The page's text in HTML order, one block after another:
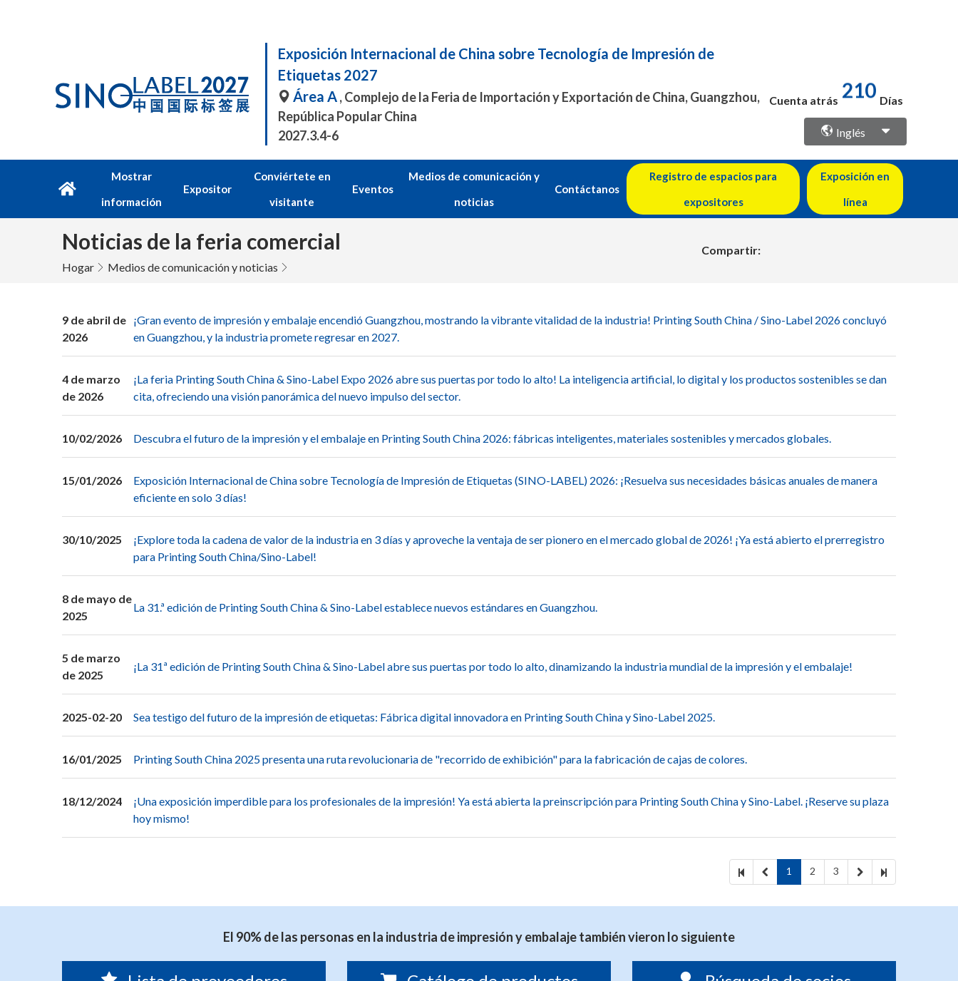
Exposición Internacional de China sobre Tecnología de Impresión de
Etiquetas 2027
Área A, Complejo de la Feria de Importación y Exportación de China, Guangzhou,
República Popular China
2027.3.4-6
Cuenta atrás 210 Días
Inglés
Mostrar
información
Expositor
Conviértete en
visitante
Eventos
Medios de comunicación y
noticias
Contáctanos
Registro de espacios para
expositores
Exposición en
línea
Noticias de la feria comercial
Hogar Medios de comunicación y noticias
Compartir:
9 de abril de
2026
¡Gran evento de impresión y embalaje encendió Guangzhou, mostrando la vibrante vitalidad de la industria! Printing South China / Sino-Label 2026 concluyó
en Guangzhou, y la industria promete regresar en 2027.
4 de marzo
de 2026
¡La feria Printing South China & Sino-Label Expo 2026 abre sus puertas por todo lo alto! La inteligencia artificial, lo digital y los productos sostenibles se dan
cita, ofreciendo una visión panorámica del nuevo impulso del sector.
10/02/2026 Descubra el futuro de la impresión y el embalaje en Printing South China 2026: fábricas inteligentes, materiales sostenibles y mercados globales.
15/01/2026
Exposición Internacional de China sobre Tecnología de Impresión de Etiquetas (SINO-LABEL) 2026: ¡Resuelva sus necesidades básicas anuales de manera
eficiente en solo 3 días!
30/10/2025
¡Explore toda la cadena de valor de la industria en 3 días y aproveche la ventaja de ser pionero en el mercado global de 2026! ¡Ya está abierto el prerregistro
para Printing South China/Sino-Label!
8 de mayo de
2025
La 31.ª edición de Printing South China & Sino-Label establece nuevos estándares en Guangzhou.
5 de marzo
de 2025
¡La 31ª edición de Printing South China & Sino-Label abre sus puertas por todo lo alto, dinamizando la industria mundial de la impresión y el embalaje!
2025-02-20 Sea testigo del futuro de la impresión de etiquetas: Fábrica digital innovadora en Printing South China y Sino-Label 2025.
16/01/2025 Printing South China 2025 presenta una ruta revolucionaria de "recorrido de exhibición" para la fabricación de cajas de colores.
18/12/2024
¡Una exposición imperdible para los profesionales de la impresión! Ya está abierta la preinscripción para Printing South China y Sino-Label. ¡Reserve su plaza
hoy mismo!
1 2 3
El 90% de las personas en la industria de impresión y embalaje también vieron lo siguiente